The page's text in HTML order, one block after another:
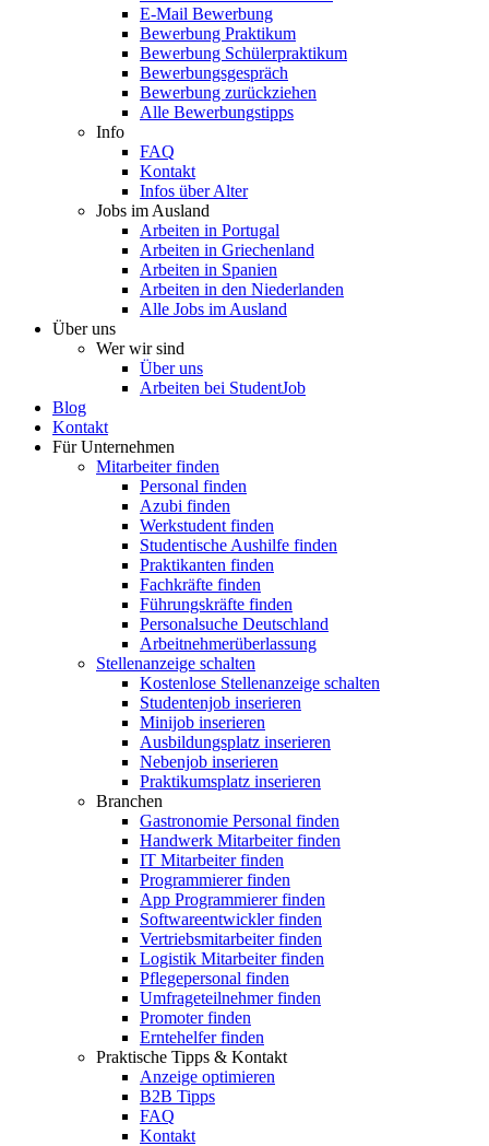
E-Mail Bewerbung
Bewerbung Praktikum
Bewerbung Schülerpraktikum
Bewerbungsgespräch
Bewerbung zurückziehen
Alle Bewerbungstipps
Info
FAQ
Kontakt
Infos über Alter
Jobs im Ausland
Arbeiten in Portugal
Arbeiten in Griechenland
Arbeiten in Spanien
Arbeiten in den Niederlanden
Alle Jobs im Ausland
Über uns
Wer wir sind
Über uns
Arbeiten bei StudentJob
Blog
Kontakt
Für Unternehmen
Mitarbeiter finden
Personal finden
Azubi finden
Werkstudent finden
Studentische Aushilfe finden
Praktikanten finden
Fachkräfte finden
Führungskräfte finden
Personalsuche Deutschland
Arbeitnehmerüberlassung
Stellenanzeige schalten
Kostenlose Stellenanzeige schalten
Studentenjob inserieren
Minijob inserieren
Ausbildungsplatz inserieren
Nebenjob inserieren
Praktikumsplatz inserieren
Branchen
Gastronomie Personal finden
Handwerk Mitarbeiter finden
IT Mitarbeiter finden
Programmierer finden
App Programmierer finden
Softwareentwickler finden
Vertriebsmitarbeiter finden
Logistik Mitarbeiter finden
Pflegepersonal finden
Umfrageteilnehmer finden
Promoter finden
Erntehelfer finden
Praktische Tipps & Kontakt
Anzeige optimieren
B2B Tipps
FAQ
Kontakt